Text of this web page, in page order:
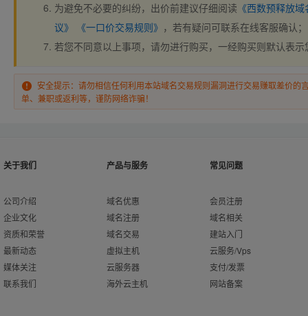
为避免不必要的纠纷，出价前建议仔细阅读 《西数预释放
议》
《一口价交易规则》 ，若有疑问可联系在线客服确认；
若您不同意以上事项，请勿进行购买，一经购买则默认表
安全提示：请勿相信任何利用本站域名交易规则漏洞进行交易赚取差价的
单、兼职或返利等，谨防网络诈骗！
关于我们
公司介绍
企业文化
资质和荣誉
最新动态
媒体关注
联系我们
产品与服务
域名优惠
域名注册
域名交易
虚拟主机
云服务器
海外云主机
常见问题
会员注册
域名相关
建站入门
云服务/Vps
支付/发票
网站备案